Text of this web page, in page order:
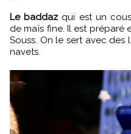
Le baddazqui est un
de maïs fine. Il est préparé
Souss. On le sert avec
navets.